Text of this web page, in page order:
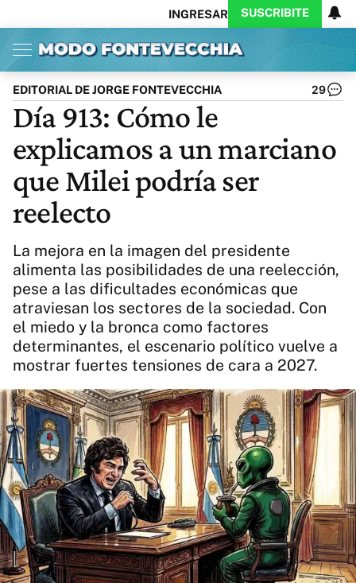
INGRESAR SUSCRIBITE
Inicio Ahora
Opinión
Política
Ciencia
Protagonistas
Cultura
Arte
Internacional
Deportes
CARAS
Exitoina
Turismo
Videos
Córdoba
Reperfilar
Business
Diario del Juicio
Actualidad
EDITORIAL DE JORGE FONTEVECCHIA 29
Día 913: Cómo le
explicamos a un marciano
que Milei podría ser
reelecto
La mejora en la imagen del presidente
alimenta las posibilidades de una reelección,
pese a las dificultades económicas que
atraviesan los sectores de la sociedad. Con
el miedo y la bronca como factores
determinantes, el escenario político vuelve a
mostrar fuertes tensiones de cara a 2027.